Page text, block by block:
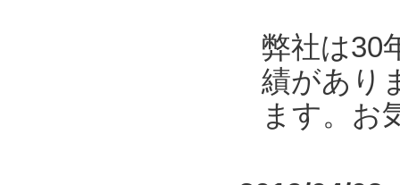
弊社は30
績があり
ます。お